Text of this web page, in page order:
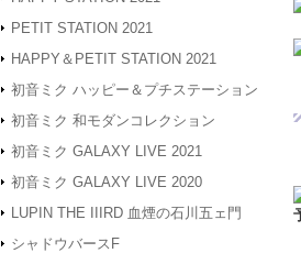
PETIT STATION 2021
HAPPY＆PETIT STATION 2021
初音ミク ハッピー＆プチステーション
初音ミク 和モダンコレクション
初音ミク GALAXY LIVE 2021
初音ミク GALAXY LIVE 2020
LUPIN THE IIIRD 血煙の石川五ェ門
シャドウバースF